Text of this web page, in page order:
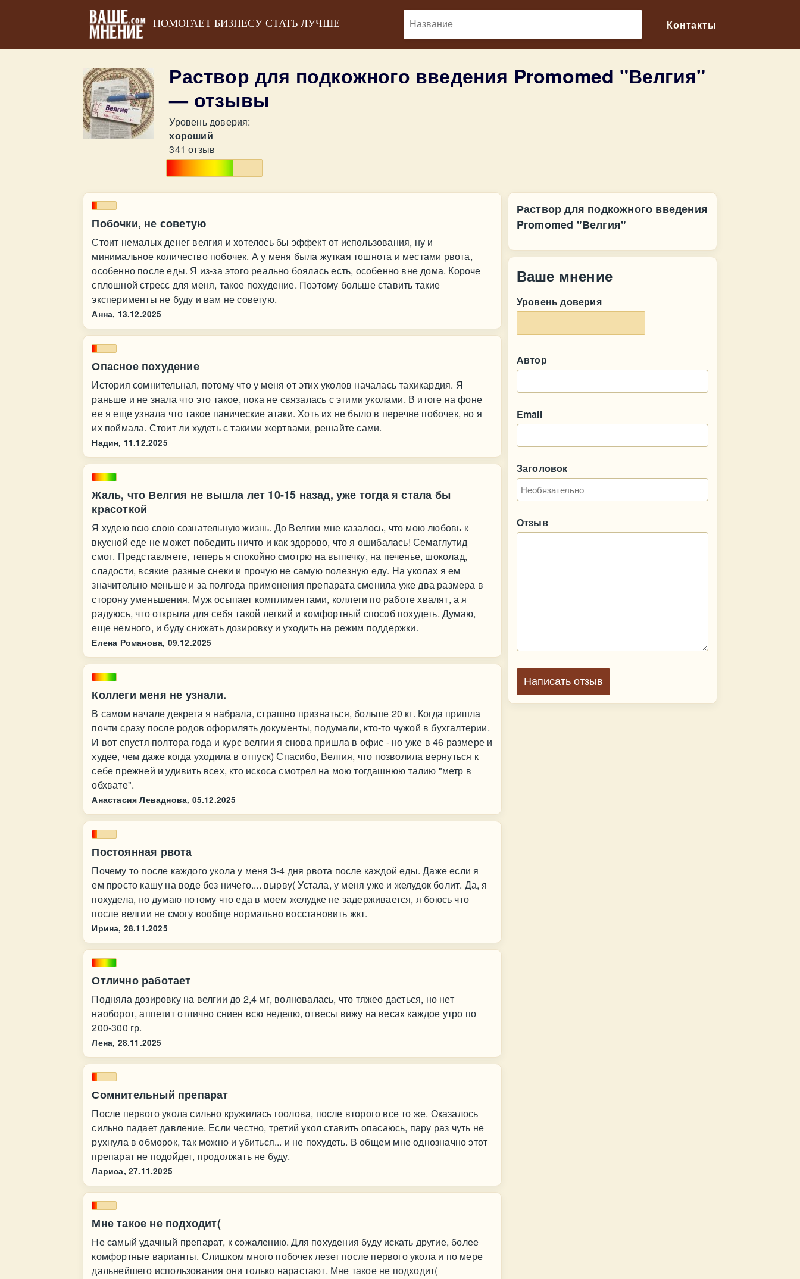
ПОМОГАЕТ БИЗНЕСУ СТАТЬ ЛУЧШЕ Контакты
Раствор для подкожного введения Promomed "Велгия"
— отзывы
Уровень доверия:
хороший
341 отзыв
Побочки, не советую
Стоит немалых денег велгия и хотелось бы эффект от использования, ну и
минимальное количество побочек. А у меня была жуткая тошнота и местами рвота,
особенно после еды. Я из-за этого реально боялась есть, особенно вне дома. Короче
сплошной стресс для меня, такое похудение. Поэтому больше ставить такие
эксперименты не буду и вам не советую.
Анна, 13.12.2025
Опасное похудение
История сомнительная, потому что у меня от этих уколов началась тахикардия. Я
раньше и не знала что это такое, пока не связалась с этими уколами. В итоге на фоне
ее я еще узнала что такое панические атаки. Хоть их не было в перечне побочек, но я
их поймала. Стоит ли худеть с такими жертвами, решайте сами.
Надин, 11.12.2025
Жаль, что Велгия не вышла лет 10-15 назад, уже тогда я стала бы
красоткой
Я худею всю свою сознательную жизнь. До Велгии мне казалось, что мою любовь к
вкусной еде не может победить ничто и как здорово, что я ошибалась! Семаглутид
смог. Представляете, теперь я спокойно смотрю на выпечку, на печенье, шоколад,
сладости, всякие разные снеки и прочую не самую полезную еду. На уколах я ем
значительно меньше и за полгода применения препарата сменила уже два размера в
сторону уменьшения. Муж осыпает комплиментами, коллеги по работе хвалят, а я
радуюсь, что открыла для себя такой легкий и комфортный способ похудеть. Думаю,
еще немного, и буду снижать дозировку и уходить на режим поддержки.
Елена Романова, 09.12.2025
Коллеги меня не узнали.
В самом начале декрета я набрала, страшно признаться, больше 20 кг. Когда пришла
почти сразу после родов оформлять документы, подумали, кто-то чужой в бухгалтерии.
И вот спустя полтора года и курс велгии я снова пришла в офис - но уже в 46 размере и
худее, чем даже когда уходила в отпуск) Спасибо, Велгия, что позволила вернуться к
себе прежней и удивить всех, кто искоса смотрел на мою тогдашнюю талию "метр в
обхвате".
Анастасия Леваднова, 05.12.2025
Постоянная рвота
Почему то после каждого укола у меня 3-4 дня рвота после каждой еды. Даже если я
ем просто кашу на воде без ничего.... вырву( Устала, у меня уже и желудок болит. Да, я
похудела, но думаю потому что еда в моем желудке не задерживается, я боюсь что
после велгии не смогу вообще нормально восстановить жкт.
Ирина, 28.11.2025
Отлично работает
Подняла дозировку на велгии до 2,4 мг, волновалась, что тяжео дасться, но нет
наоборот, аппетит отлично сниен всю неделю, отвесы вижу на весах каждое утро по
200-300 гр.
Лена, 28.11.2025
Сомнительный препарат
После первого укола сильно кружилась гоолова, после второго все то же. Оказалось
сильно падает давление. Если честно, третий укол ставить опасаюсь, пару раз чуть не
рухнула в обморок, так можно и убиться... и не похудеть. В общем мне однозначно этот
препарат не подойдет, продолжать не буду.
Лариса, 27.11.2025
Мне такое не подходит(
Не самый удачный препарат, к сожалению. Для похудения буду искать другие, более
комфортные варианты. Слишком много побочек лезет после первого укола и по мере
дальнейшего использования они только нарастают. Мне такое не подходит(
Раствор для подкожного введения
Promomed "Велгия"
Ваше мнение
Уровень доверия
Автор
Email
Заголовок
Отзыв
Написать отзыв